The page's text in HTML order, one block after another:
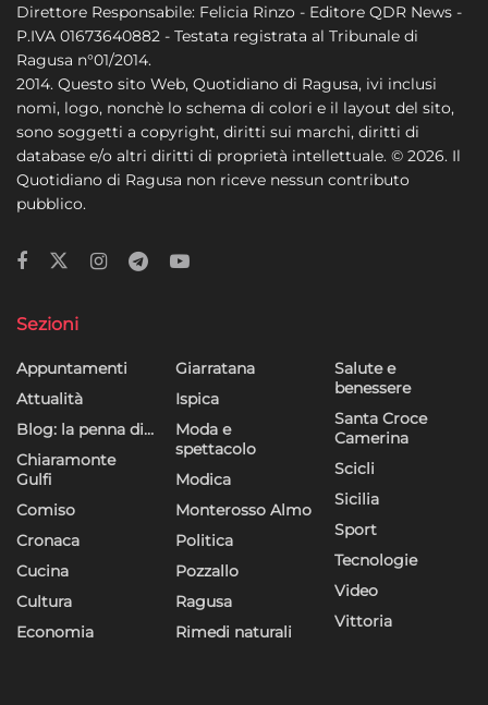
Direttore Responsabile: Felicia Rinzo - Editore QDR News -
P.IVA 01673640882 - Testata registrata al Tribunale di
Ragusa n°01/2014.
2014. Questo sito Web, Quotidiano di Ragusa, ivi inclusi
nomi, logo, nonchè lo schema di colori e il layout del sito,
sono soggetti a copyright, diritti sui marchi, diritti di
database e/o altri diritti di proprietà intellettuale. © 2026. Il
Quotidiano di Ragusa non riceve nessun contributo
pubblico.
Sezioni
Appuntamenti
Attualità
Blog: la penna di…
Chiaramonte
Gulfi
Comiso
Cronaca
Cucina
Cultura
Economia
Giarratana
Ispica
Moda e
spettacolo
Modica
Monterosso Almo
Politica
Pozzallo
Ragusa
Rimedi naturali
Salute e
benessere
Santa Croce
Camerina
Scicli
Sicilia
Sport
Tecnologie
Video
Vittoria